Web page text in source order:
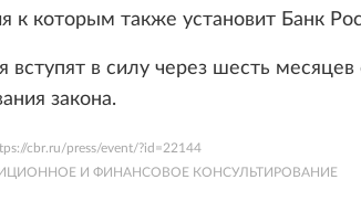
к которым также установит Банк
вступят в силу через шесть
закона.
cbr.ru/press/event/?id=22144
И ФИНАНСОВОЕ КОНСУЛЬТИРОВАНИЕ